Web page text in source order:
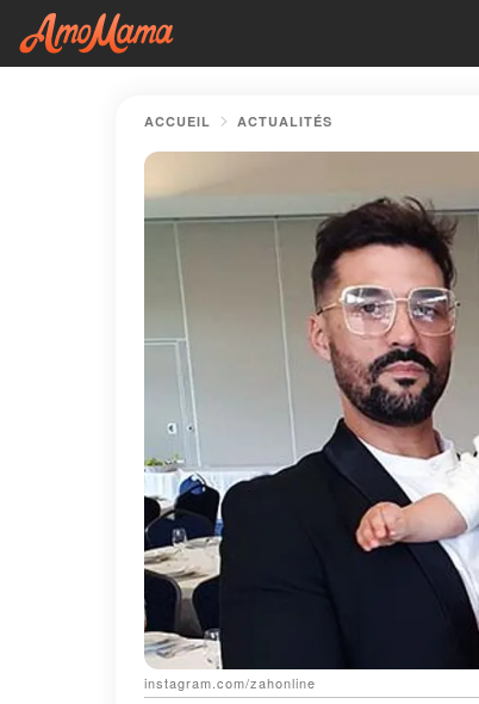
ACCUEIL ACTUALITÉS
instagram.com/zahonline